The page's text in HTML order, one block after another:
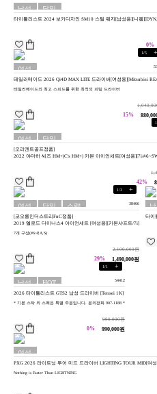
남성
용
당일
배송
타이틀리스트 2024 보키디자인 SM10 스틸 웨지[남성용][니켈
0%
1/5 +
여성
용
테일러메이드 2026 Qi4D MAX LITE 드라이버[여성용][Mitsubisi
테일러메이드의 최고 스피드를 위한 최적의 피팅 드라이버
15%
1
여성
용
당일
배송
[오리엔트골프정품]
2022 야마하 씨즈 HM+(C's HM+) 카본 아이언세트[여성용][7i/
42%
1/3 +
여성
용
당일
배송
소량
재고
38466
[코오롱인더스트리FnC정품]
2019 엘로드 다이나스4 아이언세트 [여성용][카본샤프트/7i]
7개 구성(#6~P,A,S)
2,100,000원
29% 1,490,000원
타이
1/1 +
남성
용
HOT 54412
2026 타이틀리스트 GTS2 남성 드라이버 [Tensei 1K]
* 기본 스탁 외 스펙은 특별 주문입니다. 문의전화 907-1188 *
990,000원
0% 990,000원
여성
용
PXG 2026 라이트닝 투어 미드 드라이버 LIGHTING TOUR MID[여
Nothing is Faster Than LIGHTNING